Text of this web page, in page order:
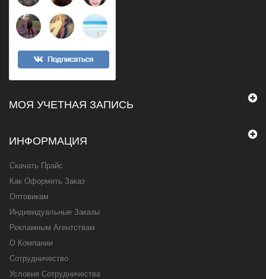
МОЯ УЧЕТНАЯ ЗАПИСЬ
ИНФОРМАЦИЯ
Скачать Прайс
Как Оформить Заказ
Оптовикам
Индивидуальные Заказы
Рекламным Агентствам
О Компании
Сотрудничество
Условия Сотрудничества